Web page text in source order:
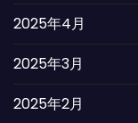
2025年4月
2025年3月
2025年2月